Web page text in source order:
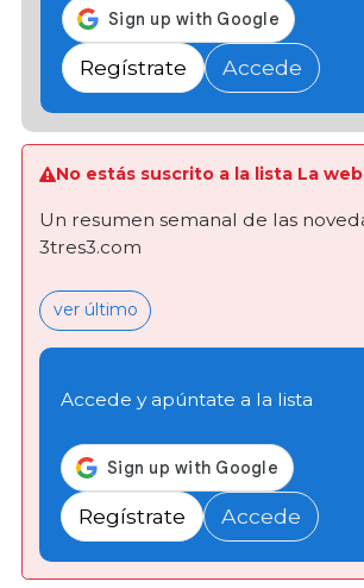
Regístrate Accede
No estás suscrito a la lista La
Un resumen semanal de las
3tres3.com
ver último
Accede y apúntate a la lista
Regístrate Accede